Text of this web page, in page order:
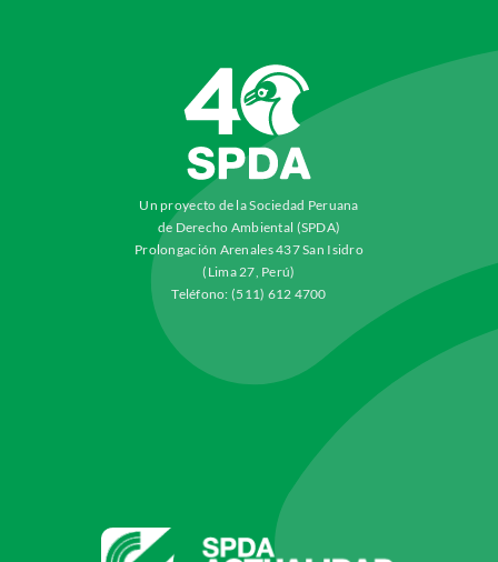
Un proyecto de la Sociedad Peruana
de Derecho Ambiental (SPDA)
Prolongación Arenales 437 San Isidro
(Lima 27, Perú)
Teléfono: (511) 612 4700